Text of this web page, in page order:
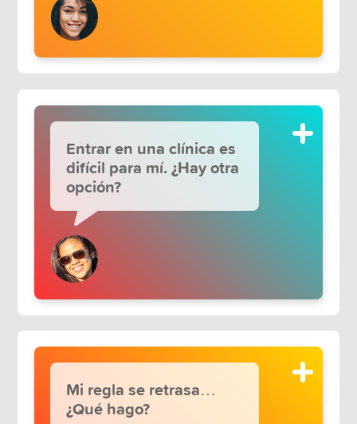
Entrar en una clínica es
difícil para mí. ¿Hay otra
opción?
Mi regla se retrasa…
¿Qué hago?